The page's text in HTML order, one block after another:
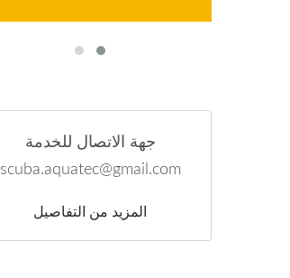
جهة الاتصال للخدمة
scuba.aquatec@gmail.com
المزيد من التفاصيل